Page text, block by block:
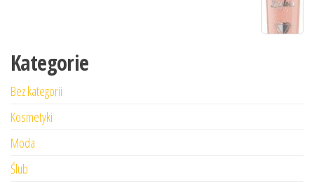
Kategorie
Bez kategorii
Kosmetyki
Moda
Ślub